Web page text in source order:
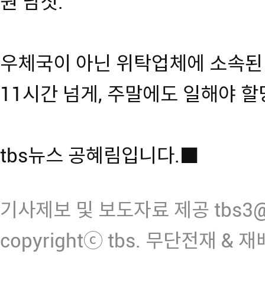
우체국이 아닌 위탁업체에 소속
11시간 넘게, 주말에도 일해야
tbs뉴스 공혜림입니다.■
기사제보 및 보도자료 제공
copyrightⓒ tbs. 무단전재 & 재